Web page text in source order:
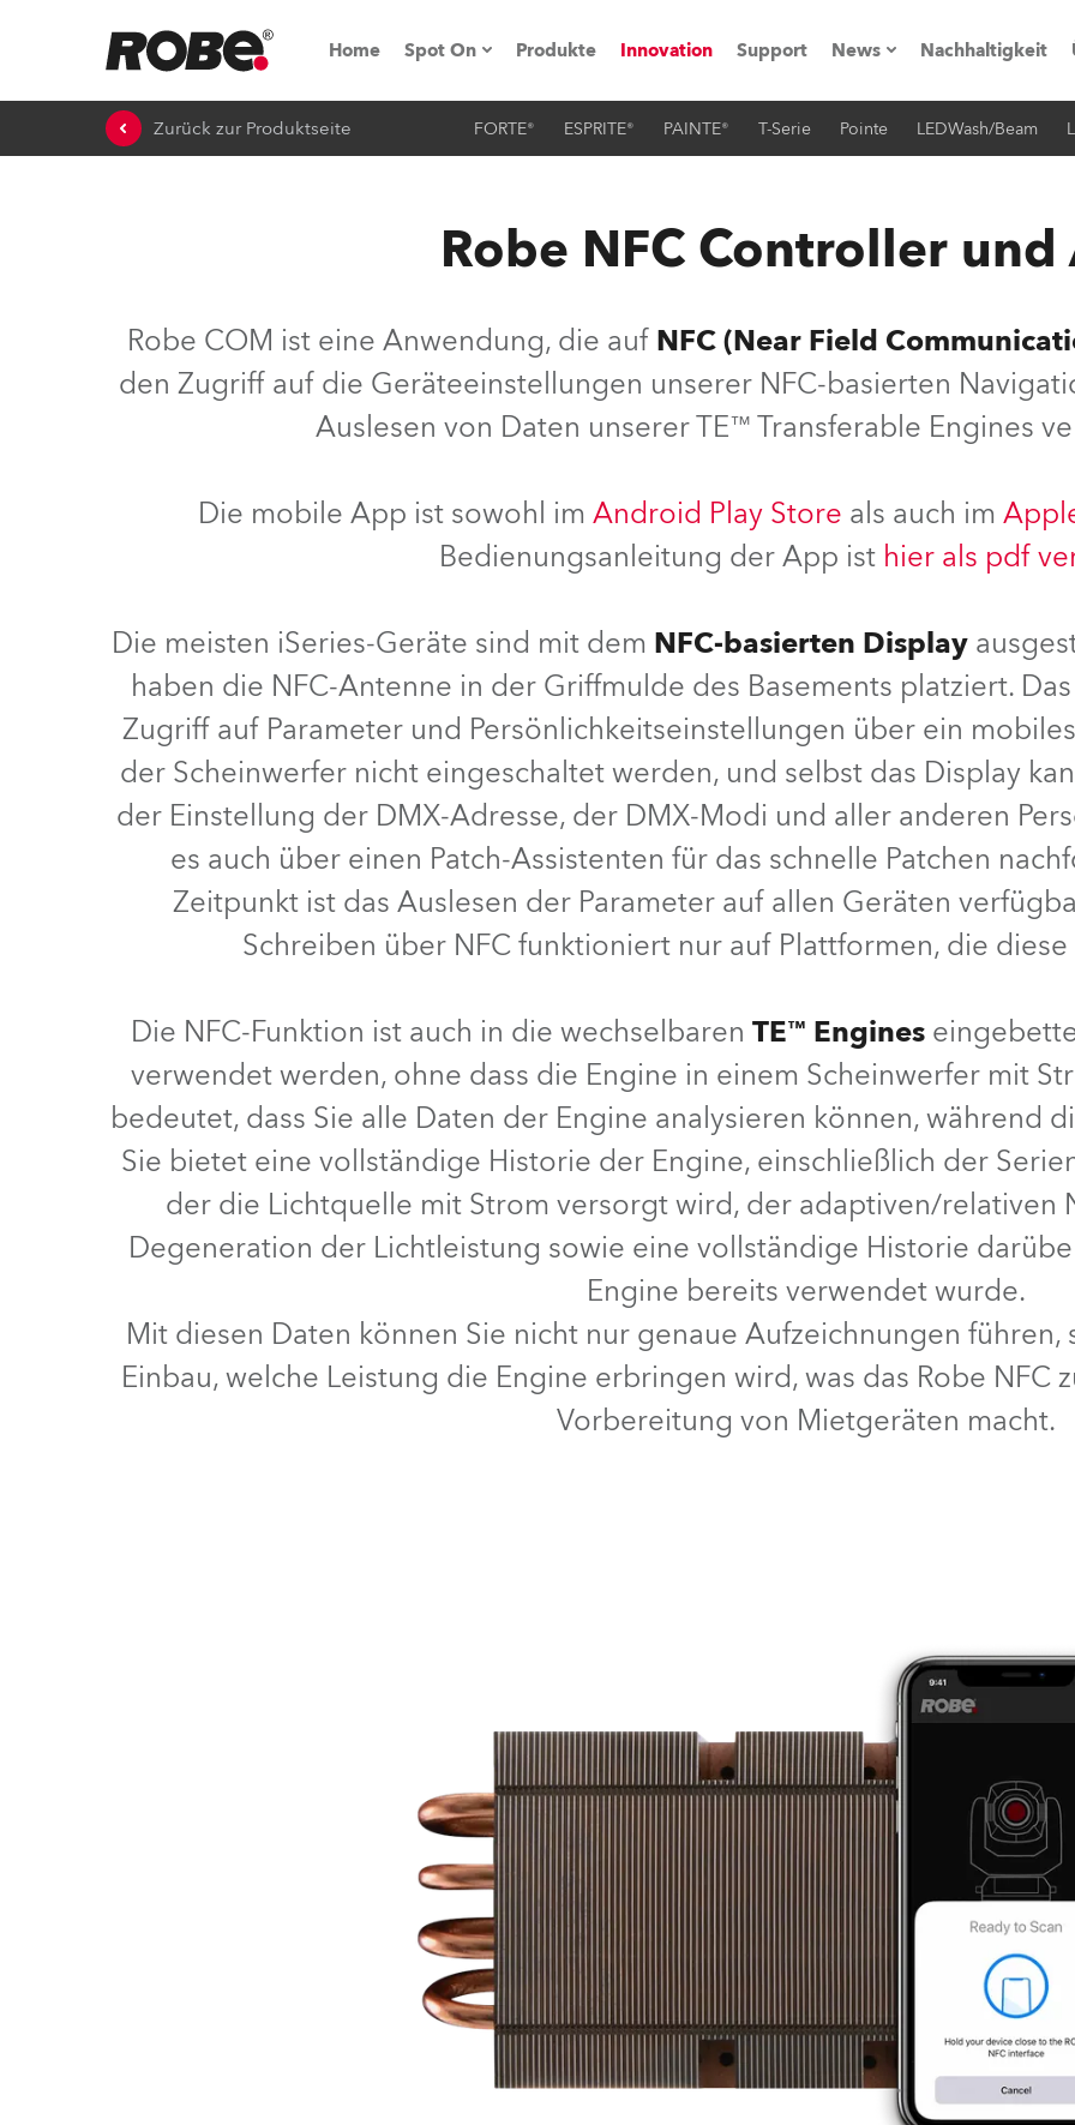
Home Spot On
Messen & Events
NRG (Next Robe Generation)
iSeries
Tipps, Tricks und Tutorials
Robe On Location
Robe On The Road
Robe lighting's technology SHED
ProMotion Lighting
Robe Maritime
Avolites Deutschland
Produkte Innovation Support News
Pressemitteilungen
Nachhaltigkeit
Zurück zur Produktseite FORTE® ESPRITE® PAINTE® T-Serie Pointe LEDWash/Beam
Robe NFC Controller
Robe COM ist eine Anwendung, die auf NFC (Near Field
den Zugriff auf die Geräteeinstellungen unserer NFC-basierten
Auslesen von Daten unserer TE™ Transferable Engines
Die mobile App ist sowohl im Android Play Store als auch im
Bedienungsanleitung der App ist hier als pdf
Die meisten iSeries-Geräte sind mit dem NFC-basierten Display
haben die NFC-Antenne in der Griffmulde des Basements platziert.
Zugriff auf Parameter und Persönlichkeitseinstellungen über ein
der Scheinwerfer nicht eingeschaltet werden, und selbst das Display
der Einstellung der DMX-Adresse, der DMX-Modi und aller anderen
es auch über einen Patch-Assistenten für das schnelle Patchen
Zeitpunkt ist das Auslesen der Parameter auf allen Geräten
Schreiben über NFC funktioniert nur auf Plattformen, die
Die NFC-Funktion ist auch in die wechselbaren TE™ Engines
verwendet werden, ohne dass die Engine in einem Scheinwerfer mit
bedeutet, dass Sie alle Daten der Engine analysieren können, während
Sie bietet eine vollständige Historie der Engine, einschließlich der
der die Lichtquelle mit Strom versorgt wird, der adaptiven/relativen
Degeneration der Lichtleistung sowie eine vollständige Historie
Engine bereits verwendet wurde.
Mit diesen Daten können Sie nicht nur genaue Aufzeichnungen
Einbau, welche Leistung die Engine erbringen wird, was das Robe NFC
Vorbereitung von Mietgeräten macht.